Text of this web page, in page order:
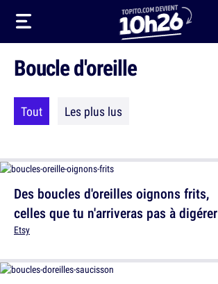
Boucle d'oreille
Tout Les plus lus
Des boucles d'oreilles oignons frits,
celles que tu n'arriveras pas à digérer
Etsy